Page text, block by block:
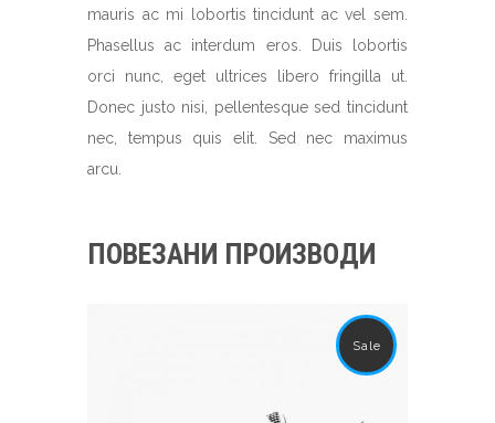
mauris ac mi lobortis tincidunt ac vel sem.
Phasellus ac interdum eros. Duis lobortis
orci nunc, eget ultrices libero fringilla ut.
Donec justo nisi, pellentesque sed tincidunt
nec, tempus quis elit. Sed nec maximus
arcu.
ПОВЕЗАНИ ПРОИЗВОДИ
Sale